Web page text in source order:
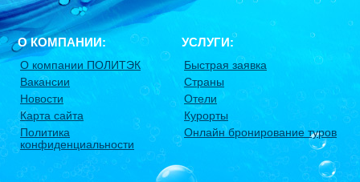
О КОМПАНИИ:
О компании ПОЛИТЭК
Вакансии
Новости
Карта сайта
Политика
конфиденциальности
УСЛУГИ:
Быстрая заявка
Страны
Отели
Курорты
Онлайн бронирование туров